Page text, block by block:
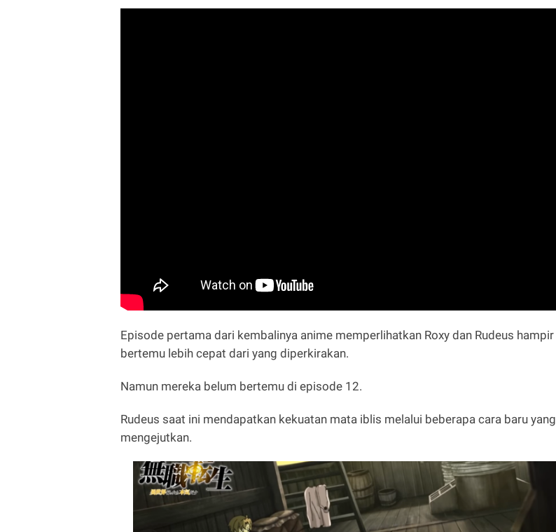
Episode pertama dari kembalinya anime memperlihatkan Roxy dan Rudeus hampir
bertemu lebih cepat dari yang diperkirakan.
Namun mereka belum bertemu di episode 12.
Rudeus saat ini mendapatkan kekuatan mata iblis melalui beberapa cara baru yang
mengejutkan.